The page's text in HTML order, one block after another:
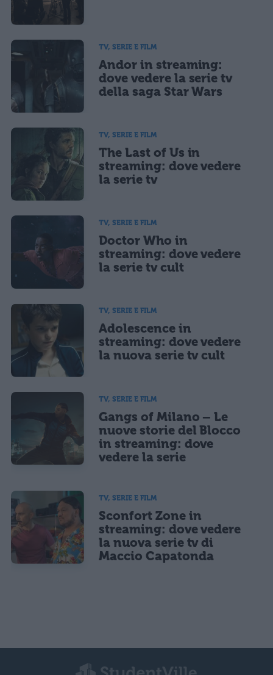
TV, SERIE E FILM
Andor in streaming:
dove vedere la serie tv
della saga Star Wars
TV, SERIE E FILM
The Last of Us in
streaming: dove vedere
la serie tv
TV, SERIE E FILM
Doctor Who in
streaming: dove vedere
la serie tv cult
TV, SERIE E FILM
Adolescence in
streaming: dove vedere
la nuova serie tv cult
TV, SERIE E FILM
Gangs of Milano – Le
nuove storie del Blocco
in streaming: dove
vedere la serie
TV, SERIE E FILM
Sconfort Zone in
streaming: dove vedere
la nuova serie tv di
Maccio Capatonda